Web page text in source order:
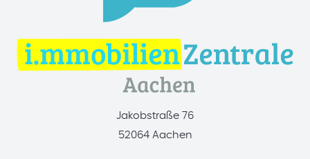
Jakobstraße 76
52064 Aachen